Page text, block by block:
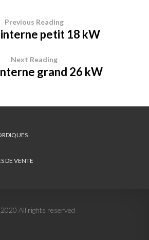
Previous Reading
petit 18 kW
Next Reading
grand 26 kW
DE VENTE
All rights reserved